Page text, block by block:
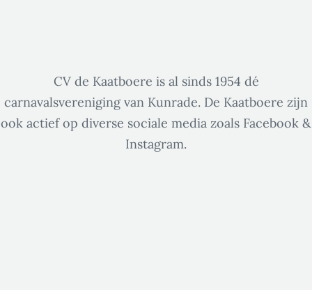
CV de Kaatboere is al sinds 1954 dé
carnavalsvereniging van Kunrade. De Kaatboere zijn
ook actief op diverse sociale media zoals Facebook &
Instagram.